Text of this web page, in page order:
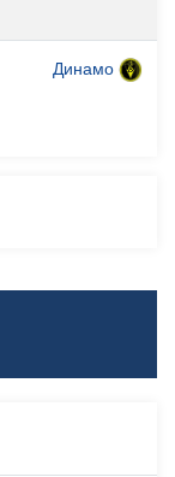
Динамо